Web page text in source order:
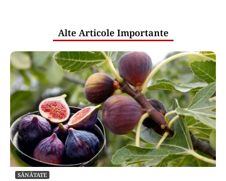
Alte Articole Importante
SĂNĂTATE